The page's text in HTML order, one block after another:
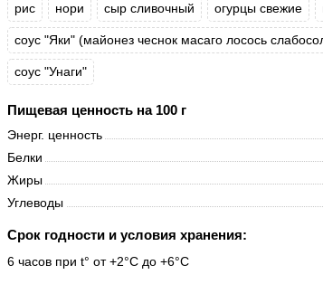
рис нори сыр сливочный огурцы свежие
соус "Яки" (майонез чеснок масаго лосось
соус "Унаги"
Пищевая ценность на 100 г
Энерг. ценность
Белки
Жиры
Углеводы
Срок годности и условия хранения:
6 часов при t° от +2°C до +6°C